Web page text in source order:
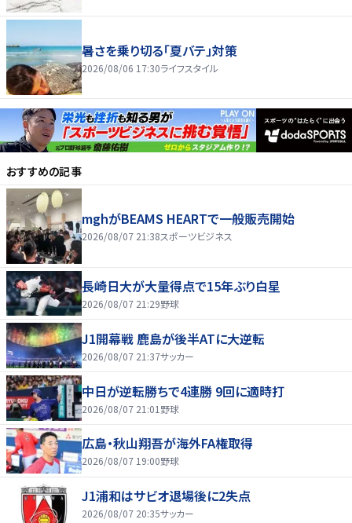
暑さを乗り切る「夏バテ」対策
2026/08/06 17:30ライフスタイル
おすすめの記事
mghがBEAMS HEARTで一般販売開始
2026/08/07 21:38スポーツビジネス
長崎日大が大量得点で15年ぶり白星
2026/08/07 21:29野球
J1開幕戦 鹿島が後半ATに大逆転
2026/08/07 21:37サッカー
中日が逆転勝ちで4連勝 9回に適時打
2026/08/07 21:01 野球
広島・秋山翔吾が海外FA権取得
2026/08/07 19:00野球
J1浦和はサビオ退場後に2失点
2026/08/07 20:35サッカー